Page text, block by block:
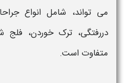
می تواند، شامل انواع
دررفتگی، ترک خوردن،
متفاوت است.